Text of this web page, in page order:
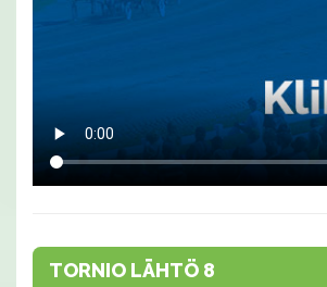
TORNIO LÄHTÖ 8